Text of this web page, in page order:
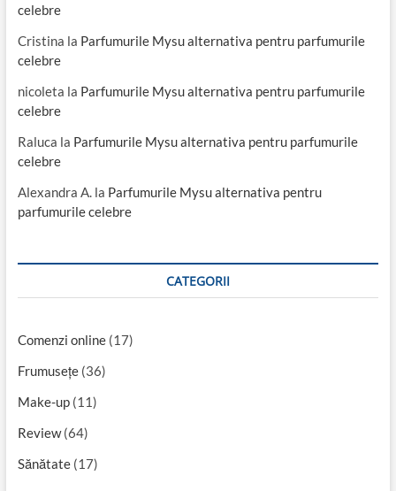
celebre
Cristina la Parfumurile Mysu alternativa pentru parfumurile
celebre
nicoleta la Parfumurile Mysu alternativa pentru parfumurile
celebre
Raluca la Parfumurile Mysu alternativa pentru parfumurile
celebre
Alexandra A. la Parfumurile Mysu alternativa pentru
parfumurile celebre
CATEGORII
Comenzi online(17)
Frumusețe(36)
Make-up(11)
Review(64)
Sănătate(17)